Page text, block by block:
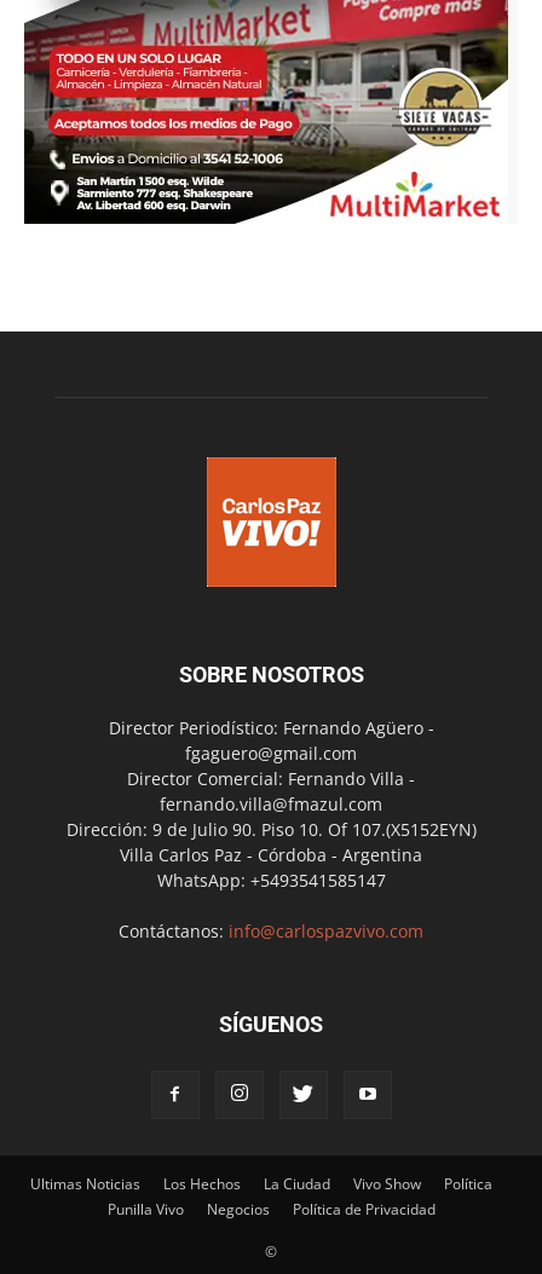
SOBRE NOSOTROS
Director Periodístico: Fernando Agüero -
fgaguero@gmail.com
Director Comercial: Fernando Villa -
fernando.villa@fmazul.com
Dirección: 9 de Julio 90. Piso 10. Of 107.(X5152EYN)
Villa Carlos Paz - Córdoba - Argentina
WhatsApp: +5493541585147
Contáctanos: info@carlospazvivo.com
SÍGUENOS
Ultimas Noticias Los Hechos La Ciudad Vivo Show
Política
Punilla Vivo
Negocios Política de Privacidad
©